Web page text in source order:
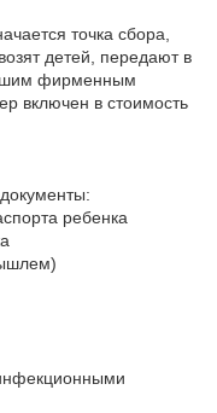
точка сбора,
детей, передают в
фирменным
включен в стоимость
ребенка